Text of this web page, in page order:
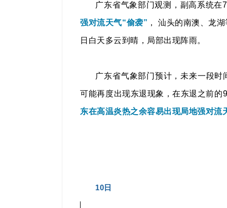
广东省气象部门观测，副高系统在
强对流天气“偷袭” ， 汕头的南澳、龙
日白天多云到晴，局部出现阵雨。
广东省气象部门预计，未来一段
可能再度出现东退现象，在东退之前
东在高温炎热之余容易出现局地强对流
10日